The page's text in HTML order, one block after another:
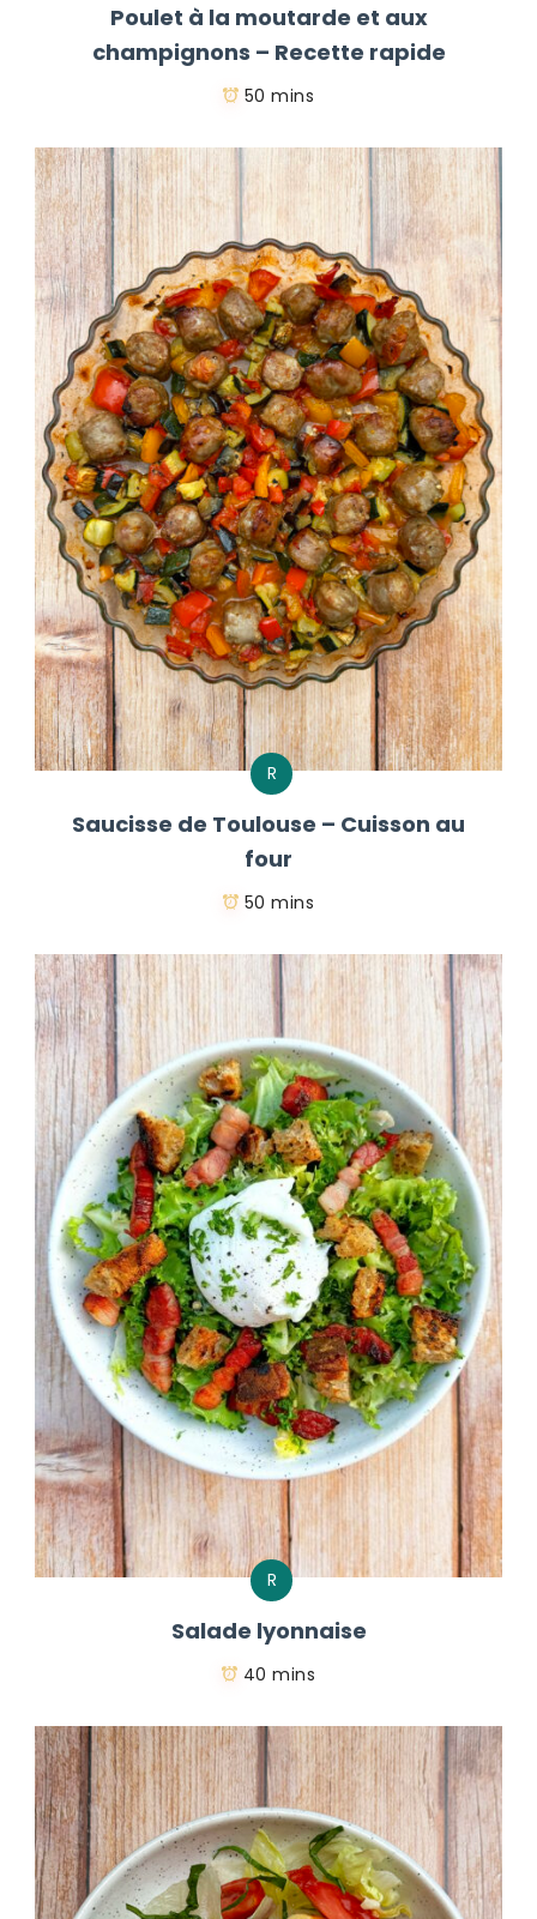
Poulet à la moutarde et aux
champignons – Recette rapide
50 mins
R
Saucisse de Toulouse – Cuisson au
four
50 mins
R
Salade lyonnaise
40 mins